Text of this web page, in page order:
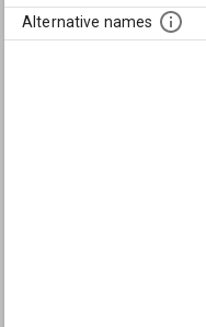
Alternative names